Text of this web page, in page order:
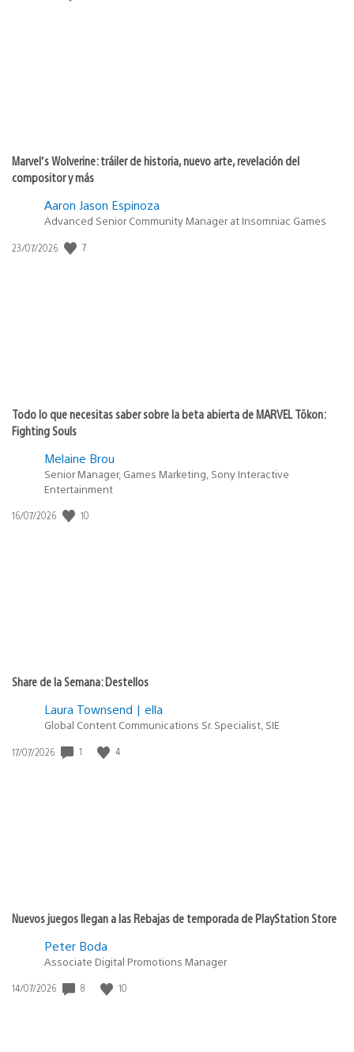
Marvel’s Wolverine: tráiler de historia, nuevo arte, revelación del
compositor y más
Aaron Jason Espinoza
Advanced Senior Community Manager at Insomniac Games
Fecha
23/07/2026 7
Todo lo que necesitas saber sobre la beta abierta de MARVEL Tōkon:
Fighting Souls
Melaine Brou
Senior Manager, Games Marketing, Sony Interactive
Entertainment
Fecha
16/07/2026 10
Share de la Semana: Destellos
Laura Townsend | ella
Global Content Communications Sr. Specialist, SIE
Fecha
17/07/2026 1 4
Nuevos juegos llegan a las Rebajas de temporada de PlayStation Store
Peter Boda
Associate Digital Promotions Manager
Fecha
14/07/2026 8 10